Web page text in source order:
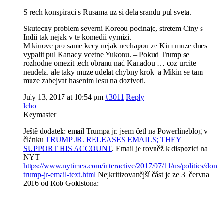
S rech konspiraci s Rusama uz si dela srandu pul sveta.
Skutecny problem severni Koreou pocinaje, stretem Ciny s
Indii tak nejak v te komedii vymizi.
Mikinove pro same kecy nejak nechapou ze Kim muze dnes
vypalit pul Kanady vcetne Yukonu. – Pokud Trump se
rozhodne omezit tech obranu nad Kanadou … coz urcite
neudela, ale taky muze udelat chybny krok, a Mikin se tam
muze zabejvat hasenim lesu na dozivoti.
July 13, 2017 at 10:54 pm #3011 Reply
leho
Keymaster
Ještě dodatek: email Trumpa jr. jsem četl na Powerlineblog v
článku TRUMP JR. RELEASES EMAILS; THEY
SUPPORT HIS ACCOUNT. Email je rovněž k dispozici na
NYT
https://www.nytimes.com/interactive/2017/07/11/us/politics/
trump-jr-email-text.html Nejkritizovanější část je ze 3. června
2016 od Rob Goldstona: